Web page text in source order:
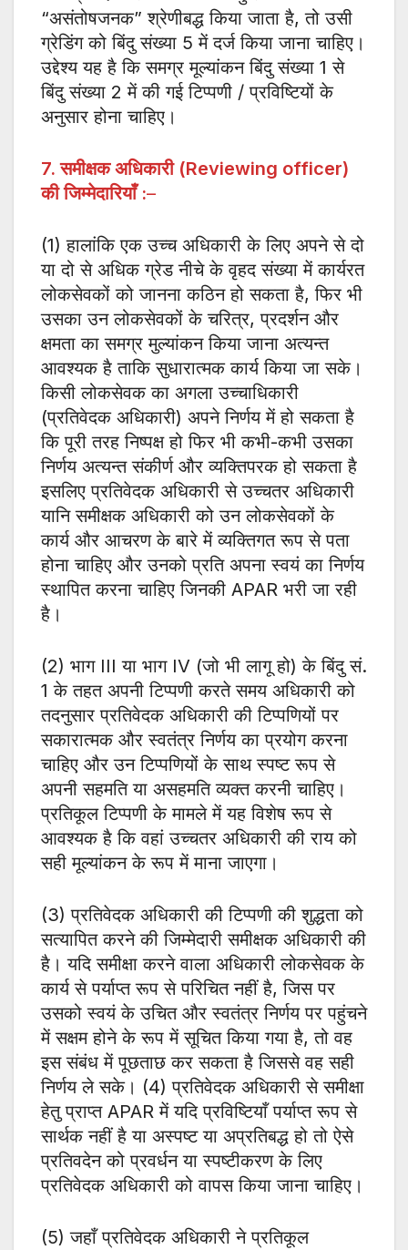
“असंतोषजनक” श्रेणीबद्ध किया जाता है, तो उसी
ग्रेडिंग को बिंदु संख्या 5 में दर्ज किया जाना चाहिए।
उद्देश्य यह है कि समग्र मूल्यांकन बिंदु संख्या 1 से
बिंदु संख्या 2 में की गई टिप्पणी / प्रविष्टियों के
अनुसार होना चाहिए।
7. समीक्षक अधिकारी (Reviewing officer)
की जिम्मेदारियाँ :–
(1) हालांकि एक उच्च अधिकारी के लिए अपने से दो
या दो से अधिक ग्रेड नीचे के वृहद संख्या में कार्यरत
लोकसेवकों को जानना कठिन हो सकता है, फिर भी
उसका उन लोकसेवकों के चरित्र, प्रदर्शन और
क्षमता का समग्र मुल्यांकन किया जाना अत्यन्त
आवश्यक है ताकि सुधारात्मक कार्य किया जा सके।
किसी लोकसेवक का अगला उच्चाधिकारी
(प्रतिवेदक अधिकारी) अपने निर्णय में हो सकता है
कि पूरी तरह निष्पक्ष हो फिर भी कभी-कभी उसका
निर्णय अत्यन्त संकीर्ण और व्यक्तिपरक हो सकता है
इसलिए प्रतिवेदक अधिकारी से उच्चतर अधिकारी
यानि समीक्षक अधिकारी को उन लोकसेवकों के
कार्य और आचरण के बारे में व्यक्तिगत रूप से पता
होना चाहिए और उनको प्रति अपना स्वयं का निर्णय
स्थापित करना चाहिए जिनकी APAR भरी जा रही
है।
(2) भाग III या भाग IV (जो भी लागू हो) के बिंदु सं.
1 के तहत अपनी टिप्पणी करते समय अधिकारी को
तदनुसार प्रतिवेदक अधिकारी की टिप्पणियों पर
सकारात्मक और स्वतंत्र निर्णय का प्रयोग करना
चाहिए और उन टिप्पणियों के साथ स्पष्ट रूप से
अपनी सहमति या असहमति व्यक्त करनी चाहिए।
प्रतिकूल टिप्पणी के मामले में यह विशेष रूप से
आवश्यक है कि वहां उच्चतर अधिकारी की राय को
सही मूल्यांकन के रूप में माना जाएगा।
(3) प्रतिवेदक अधिकारी की टिप्पणी की शुद्धता को
सत्यापित करने की जिम्मेदारी समीक्षक अधिकारी की
है। यदि समीक्षा करने वाला अधिकारी लोकसेवक के
कार्य से पर्याप्त रूप से परिचित नहीं है, जिस पर
उसको स्वयं के उचित और स्वतंत्र निर्णय पर पहुंचने
में सक्षम होने के रूप में सूचित किया गया है, तो वह
इस संबंध में पूछताछ कर सकता है जिससे वह सही
निर्णय ले सके। (4) प्रतिवेदक अधिकारी से समीक्षा
हेतु प्राप्त APAR में यदि प्रविष्टियाँ पर्याप्त रूप से
सार्थक नहीं है या अस्पष्ट या अप्रतिबद्ध हो तो ऐसे
प्रतिवदेन को प्रवर्धन या स्पष्टीकरण के लिए
प्रतिवेदक अधिकारी को वापस किया जाना चाहिए।
(5) जहाँ प्रतिवेदक अधिकारी ने प्रतिकूल